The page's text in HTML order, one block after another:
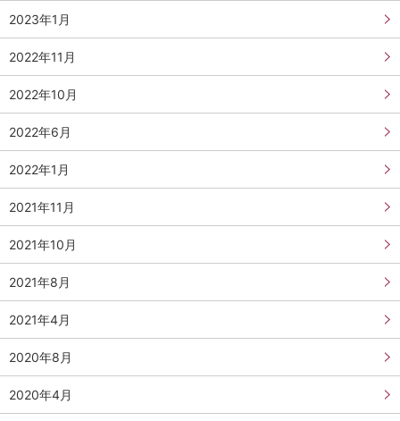
2023年1月
2022年11月
2022年10月
2022年6月
2022年1月
2021年11月
2021年10月
2021年8月
2021年4月
2020年8月
2020年4月